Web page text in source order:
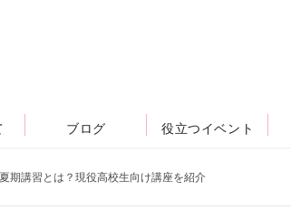
ブログ 役立つイベント
期講習とは？現役高校生向け講座を紹介